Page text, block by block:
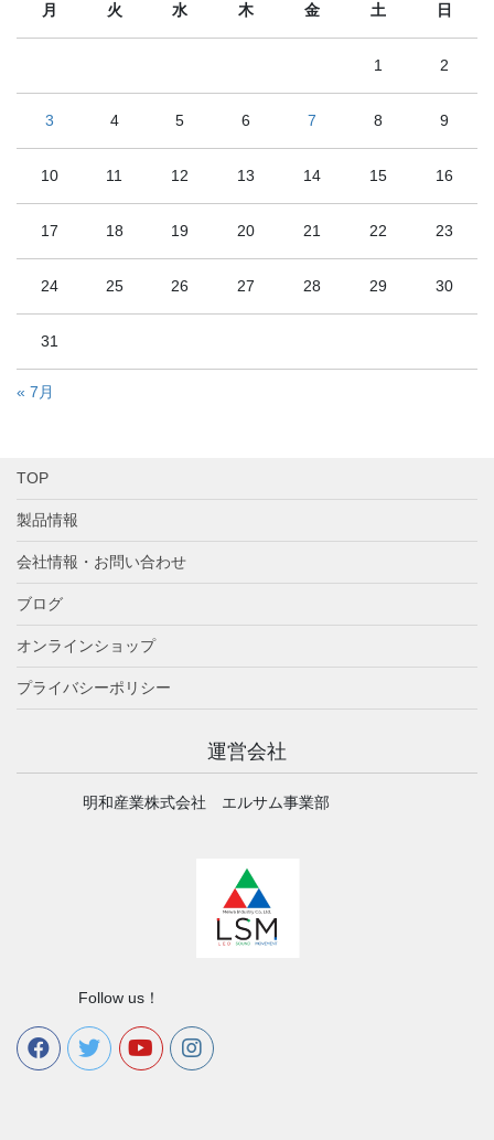
月 火 水 木 金 土 日
1 2
3 4 5 6 7 8 9
10 11 12 13 14 15 16
17 18 19 20 21 22 23
24 25 26 27 28 29 30
31
« 7月
TOP
製品情報
会社情報・お問い合わせ
ブログ
オンラインショップ
プライバシーポリシー
運営会社
明和産業株式会社 エルサム事業部
Follow us！